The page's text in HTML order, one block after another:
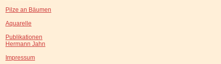
Pilze an Bäumen
Aquarelle
Publikationen
Hermann Jahn
Impressum